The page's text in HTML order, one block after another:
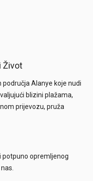
Život
Alanye koje nudi
blizini plažama,
prijevozu, pruža
opremljenog